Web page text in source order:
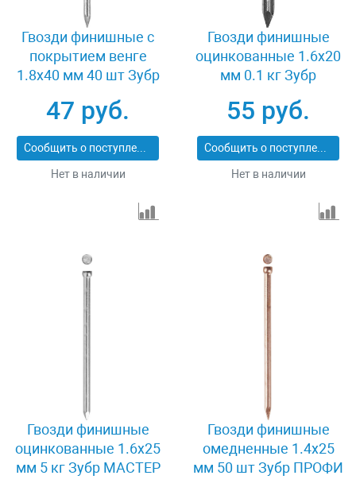
Гвозди финишные с
покрытием венге
1.8x40 мм 40 шт Зубр
47 руб.
Сообщить о поступлении
Нет в наличии
Гвозди финишные
оцинкованные 1.6x20
мм 0.1 кг Зубр
55 руб.
Сообщить о поступлении
Нет в наличии
Гвозди финишные
оцинкованные 1.6x25
мм 5 кг Зубр МАСТЕР
Гвозди финишные
омедненные 1.4x25
мм 50 шт Зубр ПРОФИ